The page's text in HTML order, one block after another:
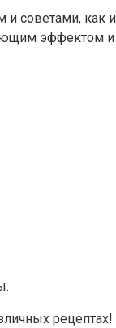
советами,
эффектом
рецептах!